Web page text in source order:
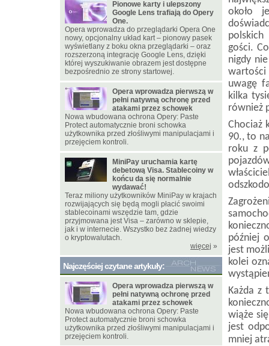
około
gości.
nigdy
wartości
uwagę
kilka
również
Chociaż
90., to
roku z
później
jest
kolei
Każda z
wiąże
jest
mniej
Pionowe karty i ulepszony
Google Lens trafiają do Opery
One.
Opera wprowadza do przeglądarki Opera One
nowy, opcjonalny układ kart – pionowy pasek
wyświetlany z boku okna przeglądarki – oraz
rozszerzoną integrację Google Lens, dzięki
której wyszukiwanie obrazem jest dostępne
bezpośrednio ze strony startowej.
Opera wprowadza pierwszą w
pełni natywną ochronę przed
atakami przez schowek
Nowa wbudowana ochrona Opery: Paste
Protect automatycznie broni schowka
użytkownika przed złośliwymi manipulacjami i
przejęciem kontroli.
MiniPay uruchamia kartę
debetową Visa. Stablecoiny w
końcu da się normalnie
wydawać!
Teraz miliony użytkowników MiniPay w krajach
rozwijających się będą mogli płacić swoimi
stablecoinami wszędzie tam, gdzie
przyjmowana jest Visa – zarówno w sklepie,
jak i w internecie. Wszystko bez żadnej wiedzy
o kryptowalutach.
więcej »
Najczęściej czytane artykuły:
Opera wprowadza pierwszą w
pełni natywną ochronę przed
atakami przez schowek
Nowa wbudowana ochrona Opery: Paste
Protect automatycznie broni schowka
użytkownika przed złośliwymi manipulacjami i
przejęciem kontroli.